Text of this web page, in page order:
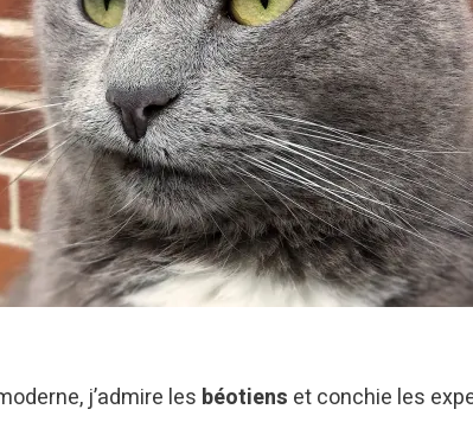
j’admire les béotiens et conchie les